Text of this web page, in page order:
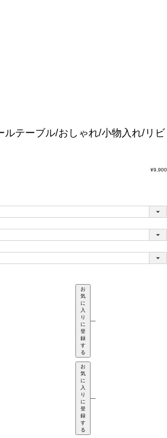
テーブル/おしゃれ/小物入れ/リビ
¥9,900
お
気
に
入
り
に
登
録
す
る
—
お
気
に
入
り
に
登
録
す
る
—